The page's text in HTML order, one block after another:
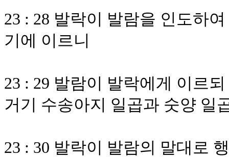
23 : 28 발락이 발람을 인도하
기에 이르니
23 : 29 발람이 발락에게 이르
거기 수송아지 일곱과 숫양 일
23 : 30 발락이 발람의 말대로